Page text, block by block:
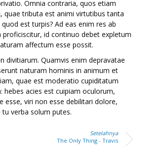
Omnia contraria, quos etiam
quae tributa est animi virtutibus tanta
est turpis? Ad eas enim res ab
proficiscitur, id continuo debet expletum
affectum esse possit.
divitiarum. Quamvis enim depravatae
naturam hominis in animum et
quae est moderatio cupiditatum
hebes acies est cuipiam oculorum,
esse, viri non esse debilitari dolore,
verba solum putes.
Setelahnya
The Only Thing - Travis